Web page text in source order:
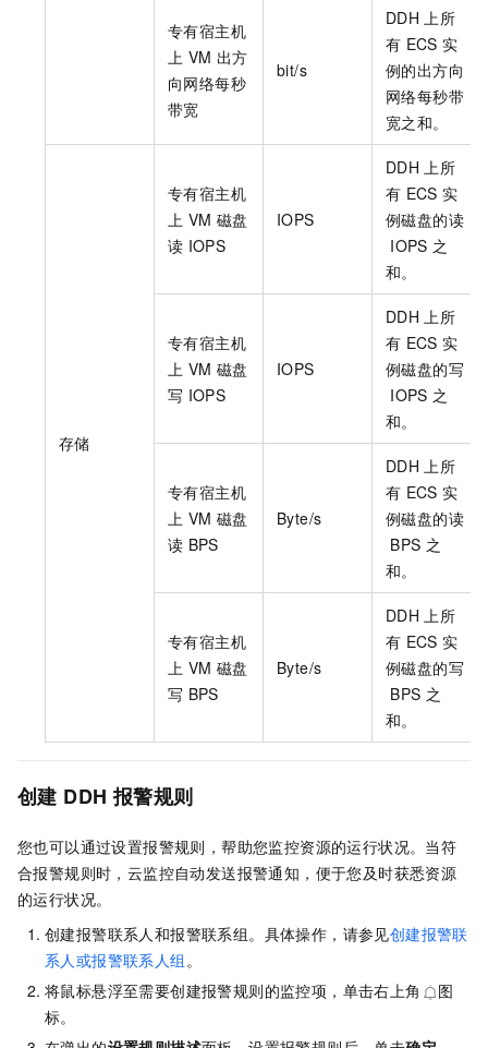
专有宿主机
上 VM 出方
向网络每秒
带宽
bit/s
DDH 上所
有 ECS 实
例的出方向
网络每秒带
宽之和。
存储
专有宿主机
上 VM 磁盘
读 IOPS
IOPS
DDH 上所
有 ECS 实
例磁盘的读
IOPS 之
和。
专有宿主机
上 VM 磁盘
写 IOPS
IOPS
DDH 上所
有 ECS 实
例磁盘的写
IOPS 之
和。
专有宿主机
上 VM 磁盘
读 BPS
Byte/s
DDH 上所
有 ECS 实
例磁盘的读
BPS 之
和。
专有宿主机
上 VM 磁盘
写 BPS
Byte/s
DDH 上所
有 ECS 实
例磁盘的写
BPS 之
和。
创建 DDH 报警规则
您也可以通过设置报警规则，帮助您监控资源的运行状况。当符
合报警规则时，云监控自动发送报警通知，便于您及时获悉资源
的运行状况。
创建报警联系人和报警联系组。具体操作，请参见创建报警联
系人或报警联系人组 。
将鼠标悬浮至需要创建报警规则的监控项，单击右上角
图
标。